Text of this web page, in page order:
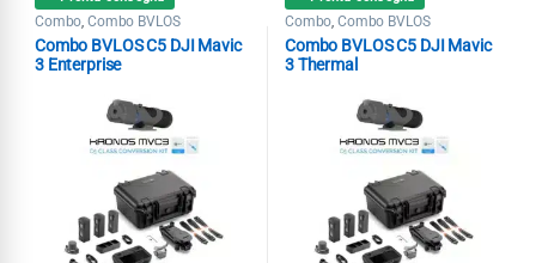
Combo,Combo BVLOS
Combo BVLOS C5 DJI Mavic
3 Enterprise
Combo,Combo BVLOS
Combo BVLOS C5 DJI Mavic
3 Thermal